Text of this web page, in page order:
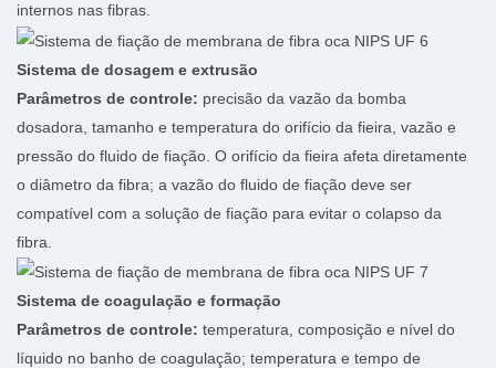
internos nas fibras.
Sistema de dosagem e extrusão
Parâmetros de controle: precisão da vazão da bomba
dosadora, tamanho e temperatura do orifício da fieira, vazão e
pressão do fluido de fiação. O orifício da fieira afeta diretamente
o diâmetro da fibra; a vazão do fluido de fiação deve ser
compatível com a solução de fiação para evitar o colapso da
fibra.
Sistema de coagulação e formação
Parâmetros de controle: temperatura, composição e nível do
líquido no banho de coagulação; temperatura e tempo de